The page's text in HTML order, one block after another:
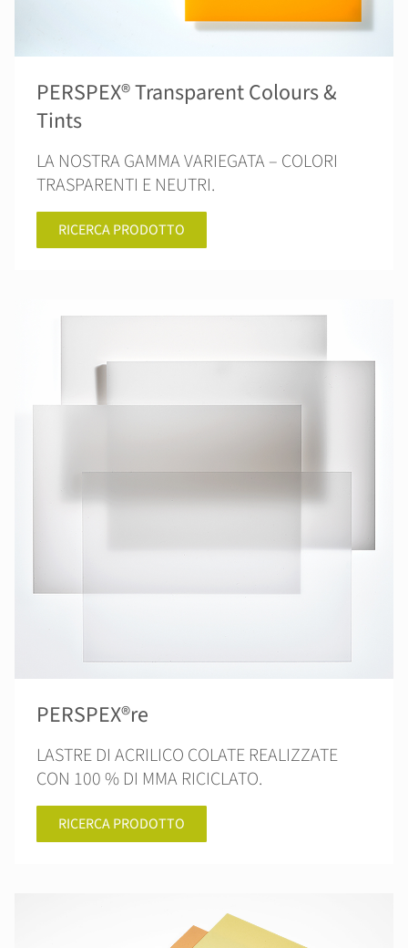
PERSPEX® Transparent Colours &
Tints
LA NOSTRA GAMMA VARIEGATA – COLORI
TRASPARENTI E NEUTRI.
RICERCA PRODOTTO
PERSPEX®re
LASTRE DI ACRILICO COLATE REALIZZATE
CON 100 % DI MMA RICICLATO.
RICERCA PRODOTTO